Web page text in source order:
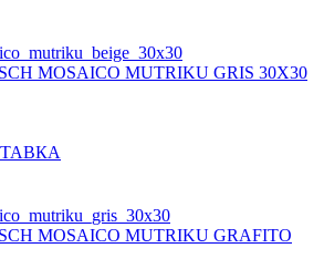
MOSAICO MUTRIKU GRIS 30X30
MOSAICO MUTRIKU GRAFITO